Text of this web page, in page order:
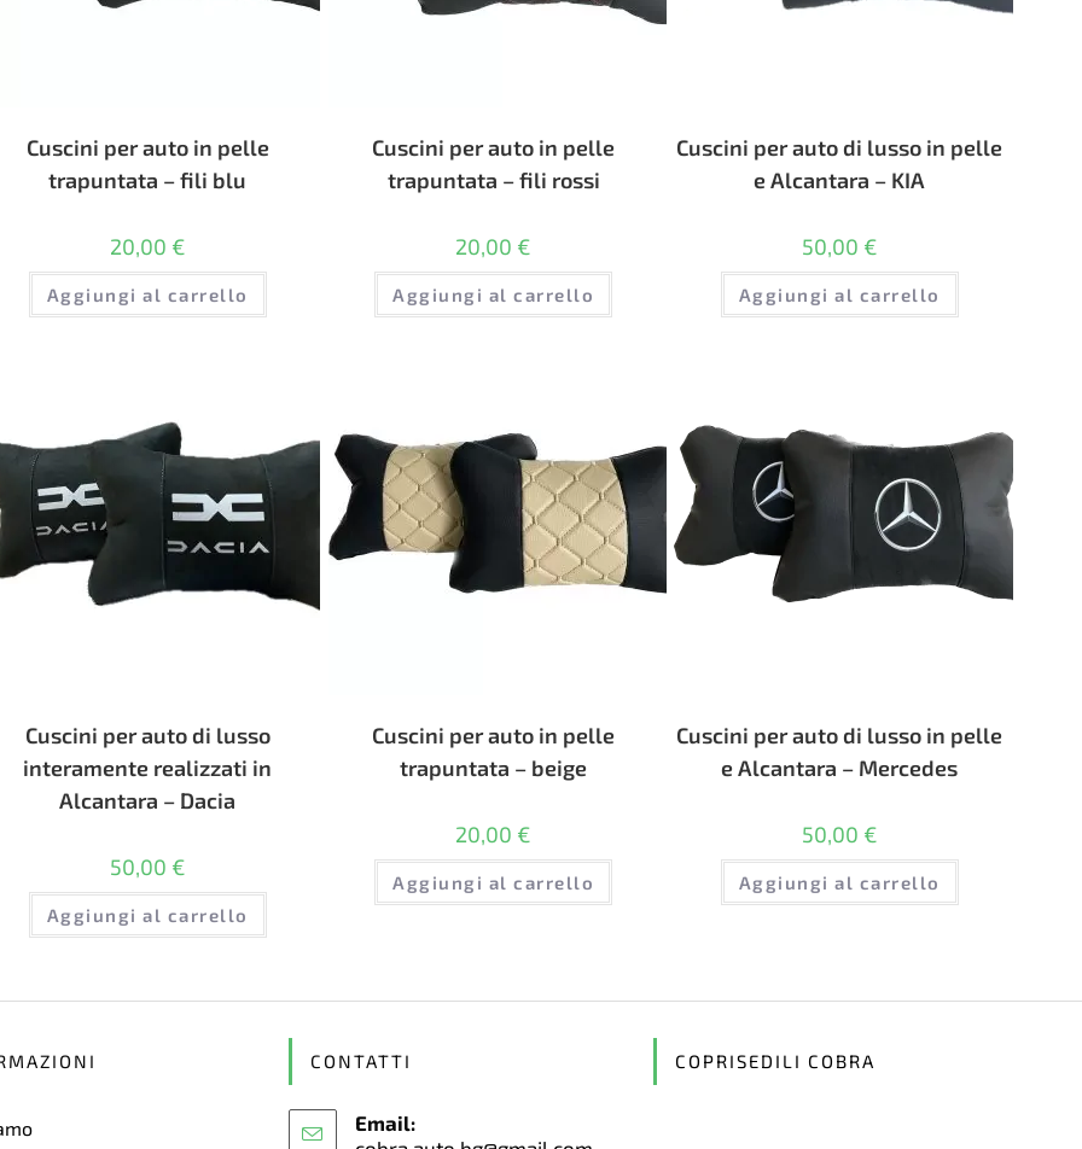
Cuscini per auto in pelle
trapuntata – fili blu
20,00 €
Aggiungi al carrello
Cuscini per auto in pelle
trapuntata – fili rossi
20,00 €
Aggiungi al carrello
Cuscini per auto di lusso in pelle
e Alcantara – KIA
50,00 €
Aggiungi al carrello
Cuscini per auto di lusso
interamente realizzati in
Alcantara – Dacia
50,00 €
Aggiungi al carrello
Cuscini per auto in pelle
trapuntata – beige
20,00 €
Aggiungi al carrello
Cuscini per auto di lusso in pelle
e Alcantara – Mercedes
50,00 €
Aggiungi al carrello
CONTATTI
Email:
COPRISEDILI COBRA